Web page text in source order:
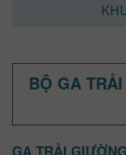
BỘ GA